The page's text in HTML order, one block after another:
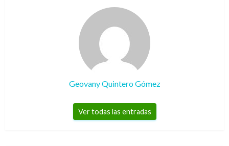
Geovany Quintero Gómez
Ver todas las entradas